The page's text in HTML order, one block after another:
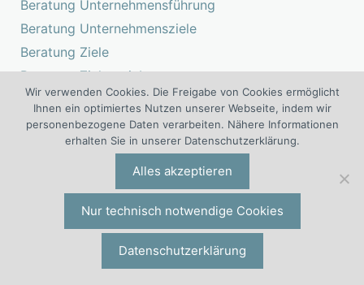
Beratung Unternehmensführung
Beratung Unternehmensziele
Beratung Ziele
Beratung Zielvereinbarungssystem
Checklisten Performance Management
Checklisten Zielvereinbarungssystem
Consulting Performance
Consulting Unternehmensziel
Gutachten Performance Management
Gutachten Zielvereinbarung
Wir verwenden Cookies. Die Freigabe von Cookies ermöglicht
Ihnen ein optimiertes Nutzen unserer Webseite, indem wir
personenbezogene Daten verarbeiten. Nähere Informationen
erhalten Sie in unserer Datenschutzerklärung.
Alles akzeptieren
Nur technisch notwendige Cookies
Datenschutzerklärung